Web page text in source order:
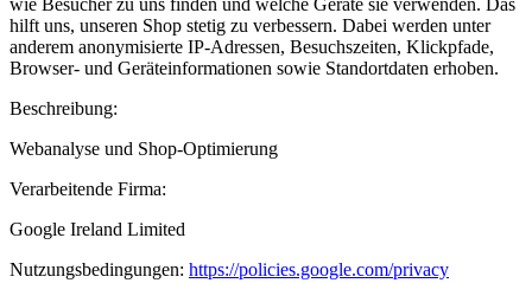
wie Besucher zu uns finden und welche Geräte sie verwenden. Das
hilft uns, unseren Shop stetig zu verbessern. Dabei werden unter
anderem anonymisierte IP-Adressen, Besuchszeiten, Klickpfade,
Browser- und Geräteinformationen sowie Standortdaten erhoben.
Beschreibung:
Webanalyse und Shop-Optimierung
Verarbeitende Firma:
Google Ireland Limited
Nutzungsbedingungen: https://policies.google.com/privacy